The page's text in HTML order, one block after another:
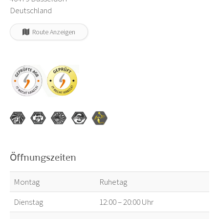
Deutschland
Route Anzeigen
Öffnungszeiten
Montag
Ruhetag
Dienstag
12:00 – 20:00 Uhr